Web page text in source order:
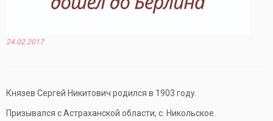
24.02.2017
Князев Сергей Никитович родился в 1903 году.
Призывался с Астраханской области, с. Никольское.